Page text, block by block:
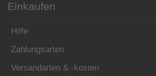
Einkaufen
Hilfe
Zahlungsarten
Versandarten & -kosten